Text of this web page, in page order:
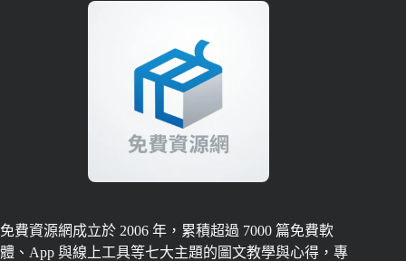
免費資源網成立於 2006 年，累積超過 7000 篇免費軟
體、App 與線上工具等七大主題的圖文教學與心得，專